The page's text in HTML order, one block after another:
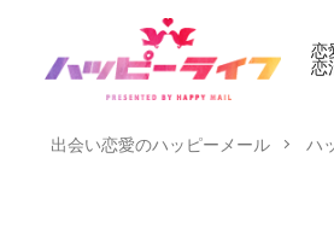
恋
恋
出会い恋愛のハッピーメール ハ